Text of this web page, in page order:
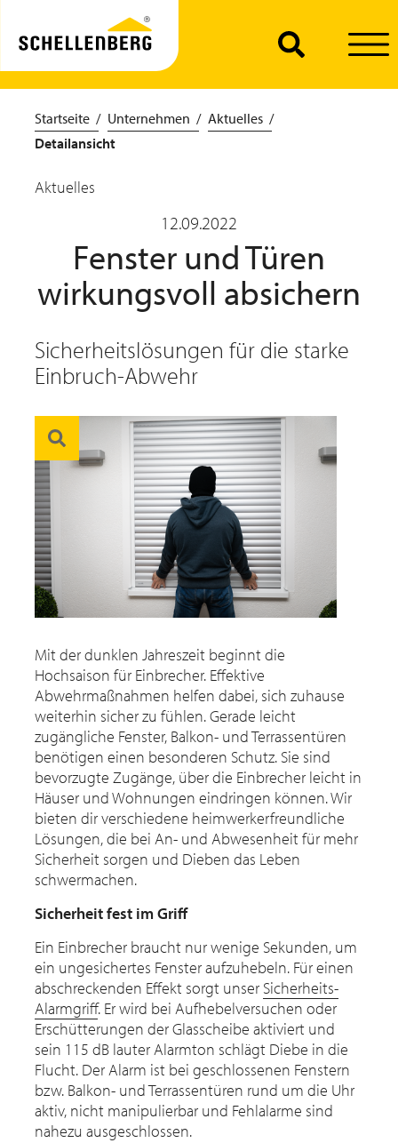
Startseite Unternehmen
Aktuelles
Detailansicht
Aktuelles
12.09.2022
Fenster und Türen
wirkungsvoll absichern
Sicherheitslösungen für die starke
Einbruch-Abwehr
Mit der dunklen Jahreszeit beginnt die
Hochsaison für Einbrecher. Effektive
Abwehrmaßnahmen helfen dabei, sich zuhause
weiterhin sicher zu fühlen. Gerade leicht
zugängliche Fenster, Balkon- und Terrassentüren
benötigen einen besonderen Schutz. Sie sind
bevorzugte Zugänge, über die Einbrecher leicht in
Häuser und Wohnungen eindringen können. Wir
bieten dir verschiedene heimwerkerfreundliche
Lösungen, die bei An- und Abwesenheit für mehr
Sicherheit sorgen und Dieben das Leben
schwermachen.
Sicherheit fest im Griff
Ein Einbrecher braucht nur wenige Sekunden, um
ein ungesichertes Fenster aufzuhebeln. Für einen
abschreckenden Effekt sorgt unser Sicherheits-
Alarmgriff. Er wird bei Aufhebelversuchen oder
Erschütterungen der Glasscheibe aktiviert und
sein 115 dB lauter Alarmton schlägt Diebe in die
Flucht. Der Alarm ist bei geschlossenen Fenstern
bzw. Balkon- und Terrassentüren rund um die Uhr
aktiv, nicht manipulierbar und Fehlalarme sind
nahezu ausgeschlossen.